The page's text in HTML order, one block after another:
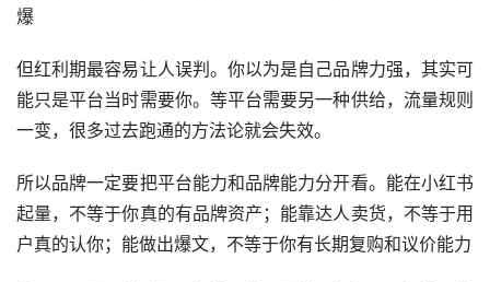
爆
但红利期最容易让人误判。你以为是自己品牌力强，其实可
能只是平台当时需要你。等平台需要另一种供给，流量规则
一变，很多过去跑通的方法论就会失效。
所以品牌一定要把平台能力和品牌能力分开看。能在小红书
起量，不等于你真的有品牌资产；能靠达人卖货，不等于用
户真的认你；能做出爆文，不等于你有长期复购和议价能力